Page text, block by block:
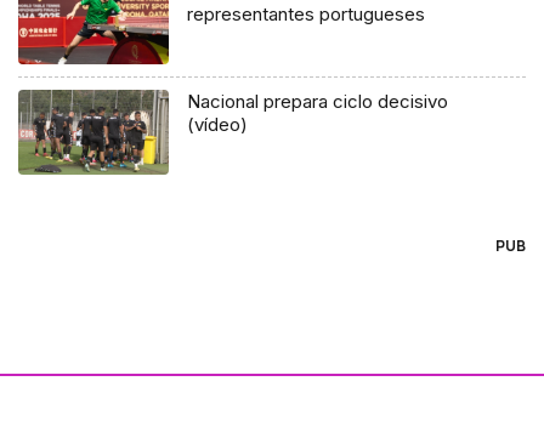
representantes portugueses
Nacional prepara ciclo decisivo
(vídeo)
PUB